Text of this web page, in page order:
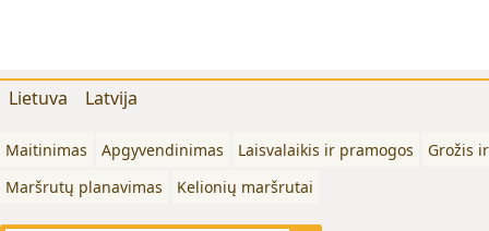
Lietuva Latvija
Maitinimas Apgyvendinimas Laisvalaikis ir pramogos
Grožis
Maršrutų planavimas
Kelionių maršrutai